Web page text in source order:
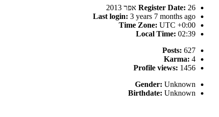
Register Date: 26 אפר 2013
Last login: 3 years 7 months ago
Time Zone: UTC +0:00
Local Time: 02:39
Posts: 627
Karma: 4
Profile views: 1456
Gender: Unknown
Birthdate: Unknown